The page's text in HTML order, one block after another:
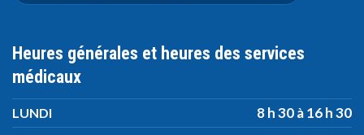
Heures générales et heures des services
médicaux
LUNDI 8 h 30 à 16 h 30